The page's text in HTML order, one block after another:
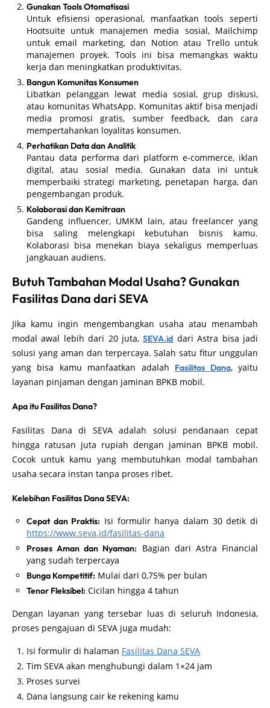
Gunakan Tools Otomatisasi
Untuk efisiensi operasional, manfaatkan tools seperti
Hootsuite untuk manajemen media sosial, Mailchimp
untuk email marketing, dan Notion atau Trello untuk
manajemen proyek. Tools ini bisa memangkas waktu
kerja dan meningkatkan produktivitas.
Bangun Komunitas Konsumen
Libatkan pelanggan lewat media sosial, grup diskusi,
atau komunitas WhatsApp. Komunitas aktif bisa menjadi
media promosi gratis, sumber feedback, dan cara
mempertahankan loyalitas konsumen.
Perhatikan Data dan Analitik
Pantau data performa dari platform e-commerce, iklan
digital, atau sosial media. Gunakan data ini untuk
memperbaiki strategi marketing, penetapan harga, dan
pengembangan produk.
Kolaborasi dan Kemitraan
Gandeng influencer, UMKM lain, atau freelancer yang
bisa saling melengkapi kebutuhan bisnis kamu.
Kolaborasi bisa menekan biaya sekaligus memperluas
jangkauan audiens.
Butuh Tambahan Modal Usaha? Gunakan
Fasilitas Dana dari SEVA
Jika kamu ingin mengembangkan usaha atau menambah
modal awal lebih dari 20 juta,SEVA.id dari Astra bisa jadi
solusi yang aman dan terpercaya. Salah satu fitur unggulan
yang bisa kamu manfaatkan adalah Fasilitas Dana, yaitu
layanan pinjaman dengan jaminan BPKB mobil.
Apa itu Fasilitas Dana?
Fasilitas Dana di SEVA adalah solusi pendanaan cepat
hingga ratusan juta rupiah dengan jaminan BPKB mobil.
Cocok untuk kamu yang membutuhkan modal tambahan
usaha secara instan tanpa proses ribet.
Kelebihan Fasilitas Dana SEVA:
Cepat dan Praktis: Isi formulir hanya dalam 30 detik di
https://www.seva.id/fasilitas-dana
Proses Aman dan Nyaman:
Bagian dari Astra Financial
yang sudah terpercaya
Bunga Kompetitif: Mulai dari 0,75% per bulan
Tenor Fleksibel: Cicilan hingga 4 tahun
Dengan layanan yang tersebar luas di seluruh Indonesia,
proses pengajuan di SEVA juga mudah:
Isi formulir di halaman Fasilitas Dana SEVA
Tim SEVA akan menghubungi dalam 1×24 jam
Proses survei
Dana langsung cair ke rekening kamu